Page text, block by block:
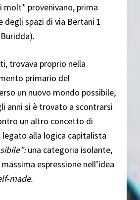
molt* provenivano, prima
degli spazi di via Bertani 1
trovava proprio nella
primario del
un nuovo mondo possibile,
anni si è trovato a scontrarsi
un altro concetto di
legato alla logica capitalista
una categoria isolante,
espressione nell’idea
made.